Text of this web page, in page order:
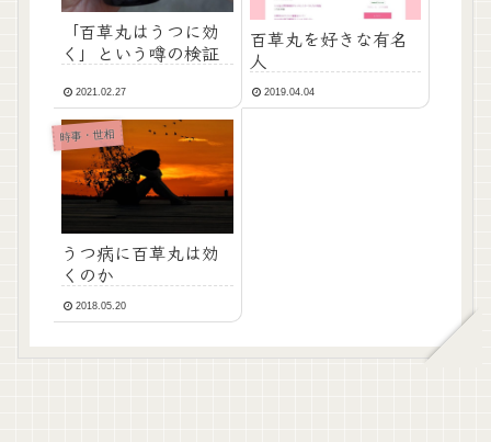
「百草丸はうつに効
く」という噂の検証
2021.02.27
百草丸を好きな有名
人
2019.04.04
時事・世相
うつ病に百草丸は効
くのか
2018.05.20